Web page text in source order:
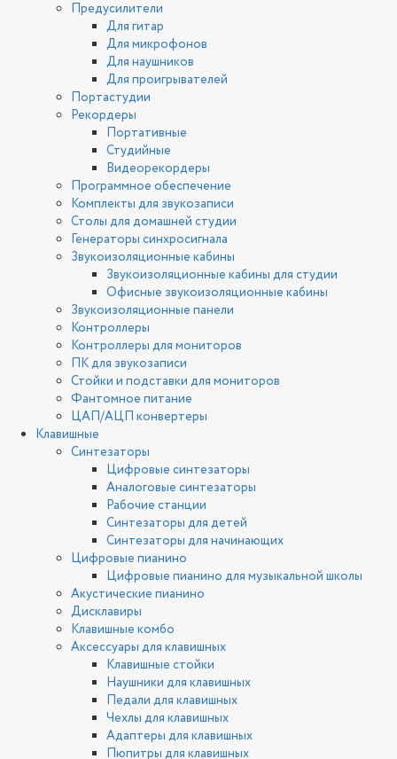
Предусилители
Для гитар
Для микрофонов
Для наушников
Для проигрывателей
Портастудии
Рекордеры
Портативные
Студийные
Видеорекордеры
Программное обеспечение
Комплекты для звукозаписи
Столы для домашней студии
Генераторы синхросигнала
Звукоизоляционные кабины
Звукоизоляционные кабины для студии
Офисные звукоизоляционные кабины
Звукоизоляционные панели
Контроллеры
Контроллеры для мониторов
ПК для звукозаписи
Стойки и подставки для мониторов
Фантомное питание
ЦАП/АЦП конвертеры
Клавишные
Синтезаторы
Цифровые синтезаторы
Аналоговые синтезаторы
Рабочие станции
Синтезаторы для детей
Синтезаторы для начинающих
Цифровые пианино
Цифровые пианино для музыкальной школы
Акустические пианино
Дисклавиры
Клавишные комбо
Аксессуары для клавишных
Клавишные стойки
Наушники для клавишных
Педали для клавишных
Чехлы для клавишных
Адаптеры для клавишных
Пюпитры для клавишных